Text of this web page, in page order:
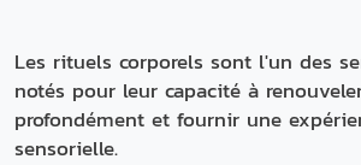
Les rituels corporels sont l'un des
notés pour leur capacité à
profondément et fournir une
sensorielle.